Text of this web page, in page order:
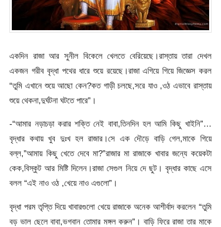
একদিন রাজা আর সুনীল বিকেলে খেলতে বেরিয়েছে।রাস্তায় তারা দেখল
একজন গরীব বৃদ্ধা পথের ধারে শুয়ে রয়েছে।রাজা এগিয়ে গিয়ে জিজ্ঞেস করল
“তুমি এখানে শুয়ে আছো কেন?কত গাড়ী চলছে,সরে যাও ,ওঠ এভাবে রাস্তায়
শুয়ে থেকনা,দুর্ঘটনা ঘটতে পারে”।
-“আমার নড়াচড়া করার শক্তি নেই বাবা,তিনদিন হল আমি কিছু খাইনি”…
বৃদ্ধার কথায় খুব দুঃখ হল রাজার।সে এক দৌড়ে বাড়ি গেল,মাকে গিয়ে
বল্ল,”আমায় কিছু খেতে দেবে মা?”রাজার মা রাজাকে খাবার জন্যে কয়েকটা
কেক,বিস্কুট আর মিষ্টি দিলেন।রাজা সেগুল নিয়ে দে ছুট। বৃদ্ধার কাছে এসে
বলল “এই নাও ওঠ ,খেয়ে নাও এগুলো”।
বৃদ্ধা পরম তৃপ্তি দিয়ে খাবারগুলো খেয়ে রাজাকে অনেক আশীর্বাদ করলেন “তুমি
বড় ভাল ছেলে বাবা,ভগবান তোমার মঙ্গল করুন”। বাড়ি ফিরে রাজা তার মাকে